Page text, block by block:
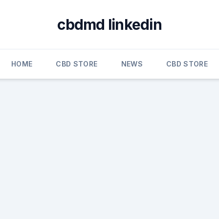
cbdmd linkedin
HOME CBD STORE NEWS CBD STORE